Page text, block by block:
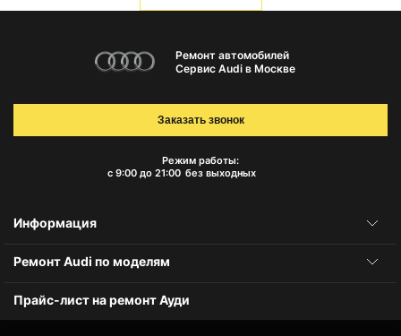
Ремонт автомобилей
Сервис Audi в Москве
Режим работы:
с 9:00 до 21:00 без выходных
Заказать звонок
Информация
Ремонт Audi по моделям
Прайс-лист на ремонт Ауди